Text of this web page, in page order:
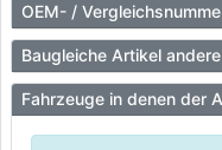
OEM- /
Baugleiche Artikel
Fahrzeuge in denen der